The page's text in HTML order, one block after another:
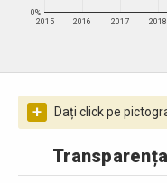
2015 2016 2017 2018
0%
+ Dați click pe